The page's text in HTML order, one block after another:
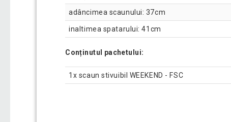
adâncimea scaunului: 37cm
inaltimea spatarului: 41cm
Conținutul pachetului:
1x scaun stivuibil WEEKEND - FSC